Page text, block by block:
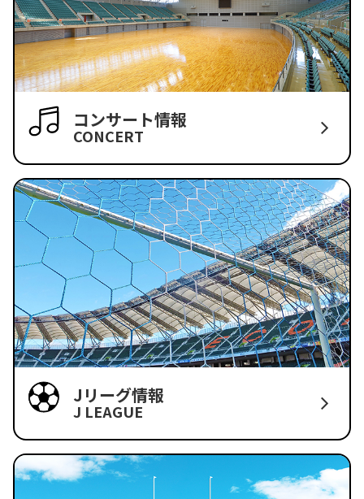
コンサート情報
CONCERT
Jリーグ情報
J LEAGUE